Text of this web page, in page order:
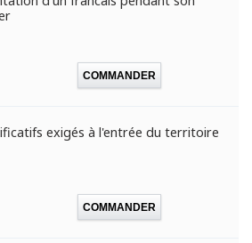
COMMANDER
exigés à l'entrée du territoire
COMMANDER